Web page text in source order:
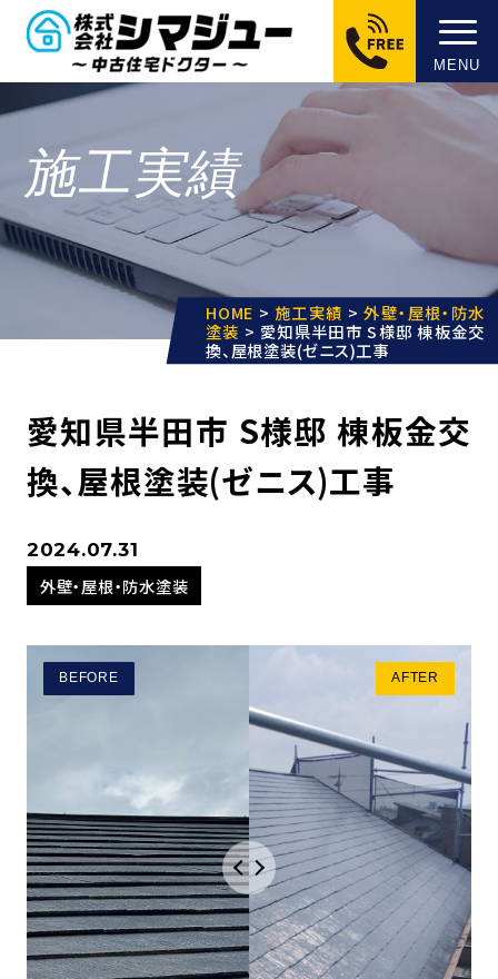
MENU
施工実績
HOME > 施工実績 >外壁・屋根・防水
塗装 > 愛知県半田市 S様邸 棟板金交
換、屋根塗装(ゼニス)工事
愛知県半田市 S様邸 棟板金交
換、屋根塗装(ゼニス)工事
2024.07.31
外壁・屋根・防水塗装